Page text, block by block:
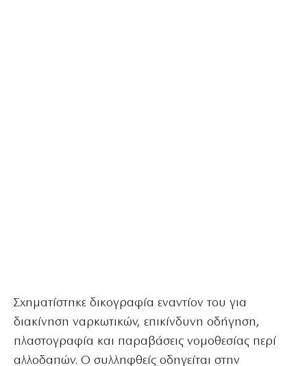
Σχηματίστηκε δικογραφία εναντίον του για
διακίνηση ναρκωτικών, επικίνδυνη οδήγηση,
πλαστογραφία και παραβάσεις νομοθεσίας περί
αλλοδαπών. Ο συλληφθείς οδηγείται στην